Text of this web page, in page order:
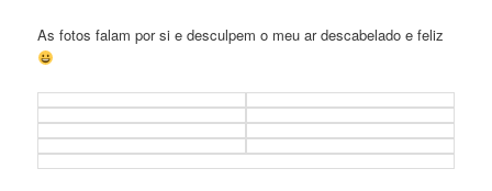
As fotos falam por si e desculpem o meu ar descabelado e feliz